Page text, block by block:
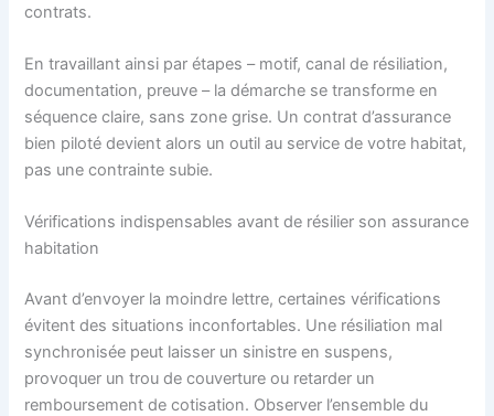
contrats.
En travaillant ainsi par étapes – motif, canal de résiliation,
documentation, preuve – la démarche se transforme en
séquence claire, sans zone grise. Un contrat d’assurance
bien piloté devient alors un outil au service de votre habitat,
pas une contrainte subie.
Vérifications indispensables avant de résilier son assurance
habitation
Avant d’envoyer la moindre lettre, certaines vérifications
évitent des situations inconfortables. Une résiliation mal
synchronisée peut laisser un sinistre en suspens,
provoquer un trou de couverture ou retarder un
remboursement de cotisation. Observer l’ensemble du